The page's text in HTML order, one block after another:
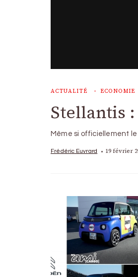
ACTUALITÉ ECONOMIE
Stellantis
Même si officiellement
Frédéric Euvrard 19 février